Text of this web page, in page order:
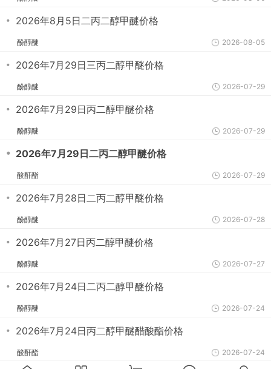
・ 2026年8月5日二丙二醇甲醚价格
酚醇醚 2026-08-05
・ 2026年7月29日三丙二醇甲醚价格
酚醇醚 2026-07-29
・ 2026年7月29日丙二醇甲醚价格
酚醇醚 2026-07-29
・ 2026年7月29日二丙二醇甲醚价格
酸酐酯 2026-07-29
・ 2026年7月28日二丙二醇甲醚价格
酚醇醚 2026-07-28
・ 2026年7月27日丙二醇甲醚价格
酚醇醚 2026-07-27
・ 2026年7月24日二丙二醇甲醚价格
酚醇醚 2026-07-24
・ 2026年7月24日丙二醇甲醚醋酸酯价格
酸酐酯 2026-07-24